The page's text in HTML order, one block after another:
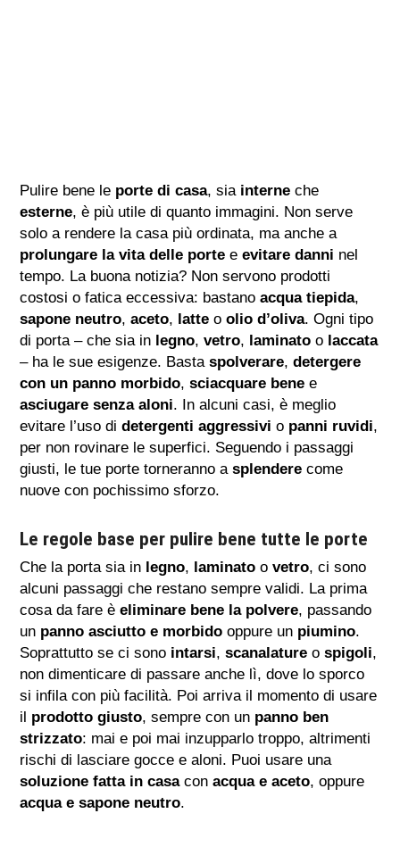
Pulire bene le porte di casa, sia interne che
esterne, è più utile di quanto immagini. Non serve
solo a rendere la casa più ordinata, ma anche a
prolungare la vita delle porte eevitare danni nel
tempo. La buona notizia? Non servono prodotti
costosi o fatica eccessiva: bastanoacqua tiepida,
sapone neutro,aceto, latte oolio d’oliva. Ogni tipo
di porta – che sia in legno,vetro, laminato o laccata
– ha le sue esigenze. Bastaspolverare,detergere
con un panno morbido,sciacquare bene e
asciugare senza aloni. In alcuni casi, è meglio
evitare l’uso didetergenti aggressivi o panni ruvidi,
per non rovinare le superfici. Seguendo i passaggi
giusti, le tue porte torneranno asplendere come
nuove con pochissimo sforzo.
Le regole base per pulire bene tutte le porte
Che la porta sia in legno, laminato ovetro, ci sono
alcuni passaggi che restano sempre validi. La prima
cosa da fare èeliminare bene la polvere, passando
un panno asciutto e morbido oppure un piumino.
Soprattutto se ci sono intarsi,scanalature ospigoli,
non dimenticare di passare anche lì, dove lo sporco
si infila con più facilità. Poi arriva il momento di usare
il prodotto giusto, sempre con un panno ben
strizzato: mai e poi mai inzupparlo troppo, altrimenti
rischi di lasciare gocce e aloni. Puoi usare una
soluzione fatta in casaconacqua e aceto, oppure
acqua e sapone neutro.